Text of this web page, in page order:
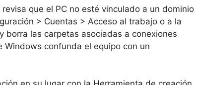
que el PC no esté vinculado a un dominio
> Cuentas > Acceso al trabajo o a la
borra las carpetas asociadas a conexiones
Windows confunda el equipo con un